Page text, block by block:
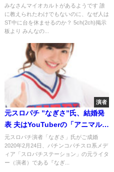
みなさんマイオカルトがあるようです 誰
に教えられたわけでもないのに、なぜ人は
ST中に台を休ませるのか？ 5ch(2ch)掲示
板より みんなの...
演者
元スロパチ ”なぎさ”氏、結婚発
表 夫はYouTuberの「アニマルタ
イガ」氏
元スロパチ演者「なぎさ」氏がご成婚
2020年2月24日、パチンコパチスロ系メデ
ィア「スロパチステーション」の元ライタ
ー（演者）である『なぎ...